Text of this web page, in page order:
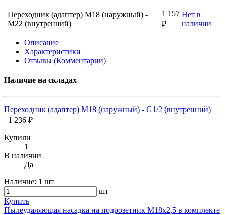
Переходник (адаптер) M18 (наружный) -
M22 (внутренний)
1 157
₽
Нет в
наличии
Описание
Характеристики
Отзывы (Комментарии)
Наличие на складах
Переходник (адаптер) M18 (наружный) - G1/2 (внутренний)
1 236 ₽
Купили
1
В наличии
Да
Наличие: 1 шт
шт
Купить
Пылеудаляющая насадка на подрозетник М18х2,5 в комплекте